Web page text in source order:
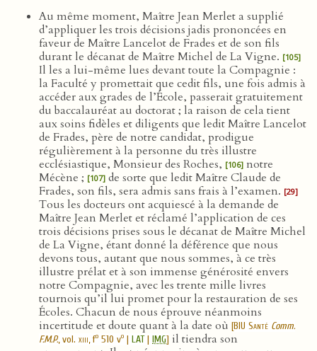
Au même moment, Maître Jean Merlet a supplié
d’appliquer les trois décisions jadis prononcées en
faveur de Maître Lancelot de Frades et de son fils
durant le décanat de Maître Michel de La Vigne. [105]
Il les a lui-même lues devant toute la Compagnie :
la Faculté y promettait que cedit fils, une fois admis à
accéder aux grades de l’École, passerait gratuitement
du baccalauréat au doctorat ; la raison de cela tient
aux soins fidèles et diligents que ledit Maître Lancelot
de Frades, père de notre candidat, prodigue
régulièrement à la personne du très illustre
ecclésiastique, Monsieur des Roches, [106] notre
Mécène ; [107] de sorte que ledit Maître Claude de
Frades, son fils, sera admis sans frais à l’examen. [29]
Tous les docteurs ont acquiescé à la demande de
Maître Jean Merlet et réclamé l’application de ces
trois décisions prises sous le décanat de Maître Michel
de La Vigne, étant donné la déférence que nous
devons tous, autant que nous sommes, à ce très
illustre prélat et à son immense générosité envers
notre Compagnie, avec les trente mille livres
tournois qu’il lui promet pour la restauration de ses
Écoles. Chacun de nous éprouve néanmoins
incertitude et doute quant à la date où [BIU Santé Comm.
F.M.P., vol. xiii, fo 510 vo | LAT| IMG] il tiendra son